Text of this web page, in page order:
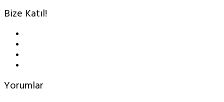
Bize Katıl!
Yorumlar